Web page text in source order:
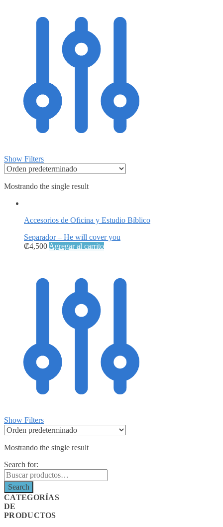
Show Filters
Mostrando the single result
Accesorios de Oficina y Estudio Bíblico
Separador – He will cover you
₡4,500 Agregar al carrito
Show Filters
Mostrando the single result
Search for:
Search
CATEGORÍAS
DE
PRODUCTOS